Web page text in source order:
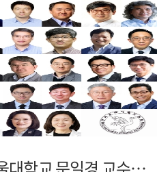
수산기술, 기후변화 대응을 위한
즈니스모델 개발을 주제로 진행됐
총 27개팀이 신청해 예선을 거쳐
회 부제의 의미를 살려 크루즈선을
개최됐다.본선은 부산시가 지원하
산 해양신산업 오픈플랫폼’ 등 부
최측이 제공한 해양빅데이터 자료
게 펼쳐졌다.주로 대학(원)생으로
2박 3일간 서비스 모델을 만들고
높이는 과정을 거쳤다. 전문가 멘토